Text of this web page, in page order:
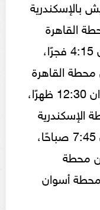
بالإسكندرية
من محطة القاهرة
3:00 عصرًا ليصل محطة اسوان 4:15 فجرًا،
محطة القاهرة
11:25 مساءً ليصل محطة أسوان 12:30 ظهرًا،
الإسكندرية
2:45 ظهرًا ليصل محطة اسوان 7:45 صباحًا،
محطة
ليصل محطة أسوان